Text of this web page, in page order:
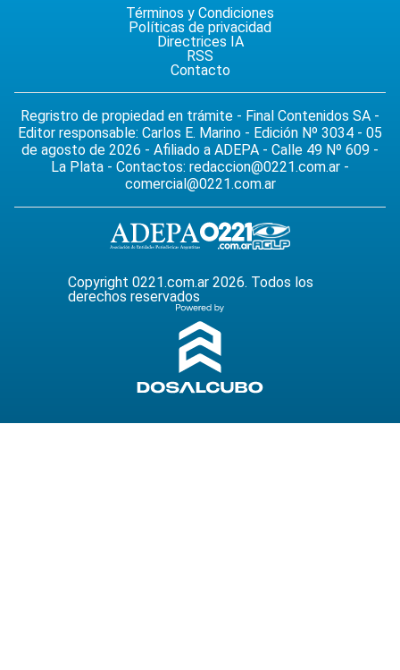
Términos y Condiciones
Políticas de privacidad
Directrices IA
RSS
Contacto
Regristro de propiedad en trámite - Final Contenidos SA -
Editor responsable: Carlos E. Marino - Edición Nº 3034 - 05
de agosto de 2026 - Afiliado a ADEPA - Calle 49 Nº 609 -
La Plata - Contactos: redaccion@0221.com.ar -
comercial@0221.com.ar
Copyright 0221.com.ar 2026. Todos los
derechos reservados